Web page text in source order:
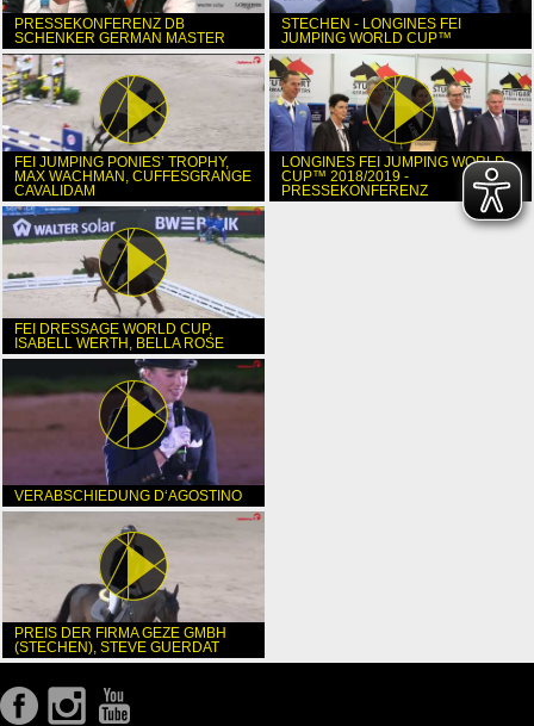
PRESSEKONFERENZ DB
SCHENKER GERMAN MASTER
FEI JUMPING PONIES’ TROPHY,
MAX WACHMAN, CUFFESGRANGE
CAVALIDAM
FEI DRESSAGE WORLD CUP,
ISABELL WERTH, BELLA ROSE
VERABSCHIEDUNG D‘AGOSTINO
PREIS DER FIRMA GEZE GMBH
(STECHEN), STEVE GUERDAT
STECHEN - LONGINES FEI
JUMPING WORLD CUP™
LONGINES FEI JUMPING WORLD
CUP™ 2018/2019 -
PRESSEKONFERENZ